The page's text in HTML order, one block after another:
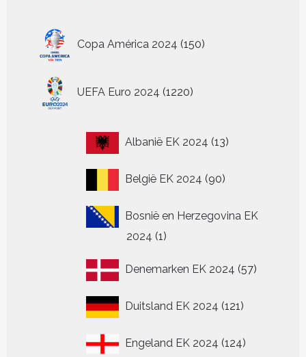
Copa América 2024 150
producten
UEFA Euro 2024 1220
producten
Albanië EK 2024 1313
België EK 2024 9090
Bosnië en Herzegovina EK
2024 11
Denemarken EK 2024 5757
Duitsland EK 2024 121121
Engeland EK 2024 124124